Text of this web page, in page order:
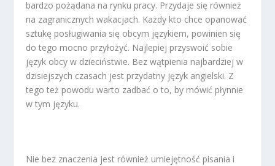
bardzo pożądana na rynku pracy. Przydaje się również
na zagranicznych wakacjach. Każdy kto chce opanować
sztukę posługiwania się obcym językiem, powinien się
do tego mocno przyłożyć. Najlepiej przyswoić sobie
język obcy w dzieciństwie. Bez wątpienia najbardziej w
dzisiejszych czasach jest przydatny język angielski. Z
tego też powodu warto zadbać o to, by mówić płynnie
w tym języku.
Nie bez znaczenia jest również umiejętność pisania i